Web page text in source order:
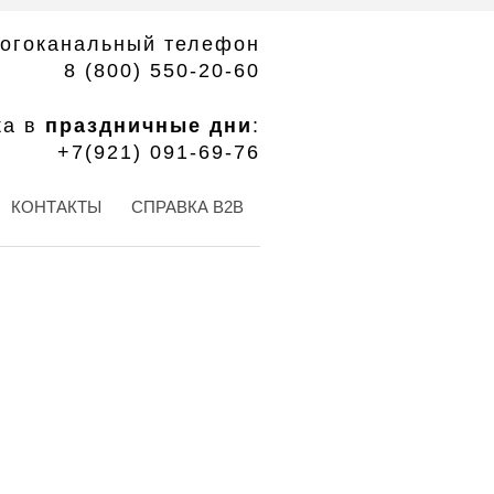
телефон
8 (800) 550-20-60
в праздничные дни :
+7(921) 091-69-76
КОНТАКТЫ СПРАВКА B2B